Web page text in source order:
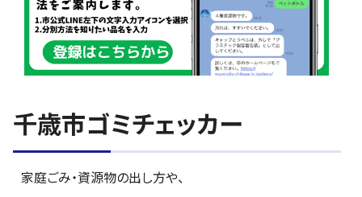
千歳市ゴミチェッカー
家庭ごみ・資源物の出し方や、